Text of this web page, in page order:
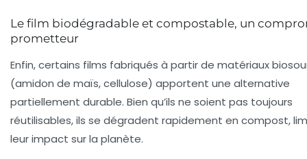
Le film biodégradable et compostable, un
prometteur
Enfin, certains films fabriqués à partir de matériaux
(amidon de maïs, cellulose) apportent une alternative
partiellement durable. Bien qu’ils ne soient pas toujours
réutilisables, ils se dégradent rapidement en compost,
leur impact sur la planète.